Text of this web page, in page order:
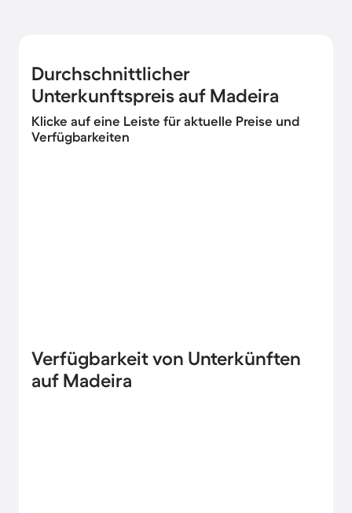
Durchschnittlicher
Unterkunftspreis auf Madeira
Klicke auf eine Leiste für aktuelle Preise und
Verfügbarkeiten
Verfügbarkeit von Unterkünften
auf Madeira